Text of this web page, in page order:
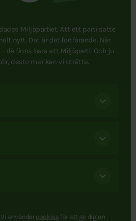
Miljöpartiet. Att ett parti satte
nytt. Det är det fortfarande. När
då finns bara ett Miljöparti. Och ju
desto mer kan vi uträtta.
Vi användercookies för att ge dig en